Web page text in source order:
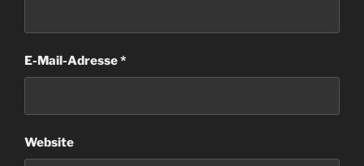
E-Mail-Adresse*
Website